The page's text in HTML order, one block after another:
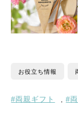
お役立ち情報
両親ギフト ,